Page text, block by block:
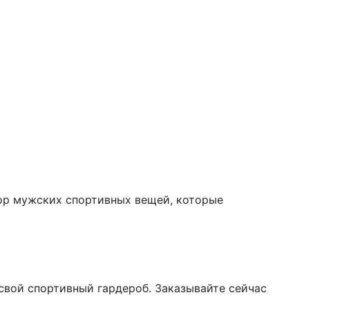
мужских спортивных вещей, которые
спортивный гардероб. Заказывайте сейчас